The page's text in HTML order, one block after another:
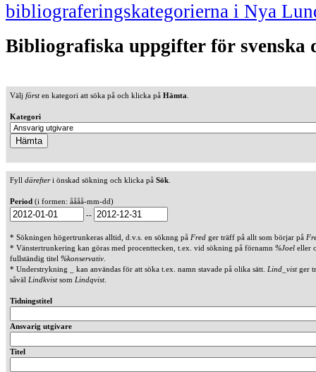
bibliograferingskategorierna i Nya
Bibliografiska uppgifter för svenska
Välj försten kategori att söka på och klicka på Hämta
Kategori
Fyll därefteri önskad sökning och klicka på Sök
Period (i formen: åååå-mm-dd)
--
* Sökningen högertrunkeras alltid, d.v.s. en söknng på Fred ger träff på allt som börjar på
* Vänstertrunkering kan göras med procenttecken, t.ex. vid sökning på förnamn %Joel eller
fullständig titel %konservativ
* Understrykning _ kan användas för att söka t.ex. namn stavade på olika sätt. Lind_vistger
såväl Lindkvistsom Lindqvist.
Tidningstitel
Ansvarig utgivare
Titel